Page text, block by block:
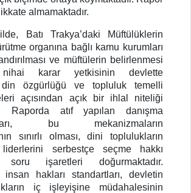
almamaktadır.
Batı Trakya’daki Müftülüklerin
organına bağlı kamu kurumları
ve müftülerin belirlenmesi
nihai karar yetkisinin devlette
din özgürlüğü ve topluluk temelli
açısından açık bir ihlal niteliği
Raporda atıf yapılan danışma
bu mekanizmaların
sınırlı olması, dini toplulukların
serbestçe seçme hakkı
soru işaretleri doğurmaktadır.
insan hakları standartları, devletin
iç işleyişine müdahalesinin